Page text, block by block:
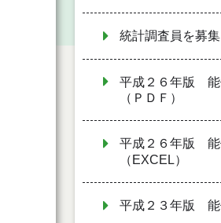
統計調査員を募
平成２６年版 能
（ＰＤＦ）
平成２６年版 能
（EXCEL）
平成２３年版 能